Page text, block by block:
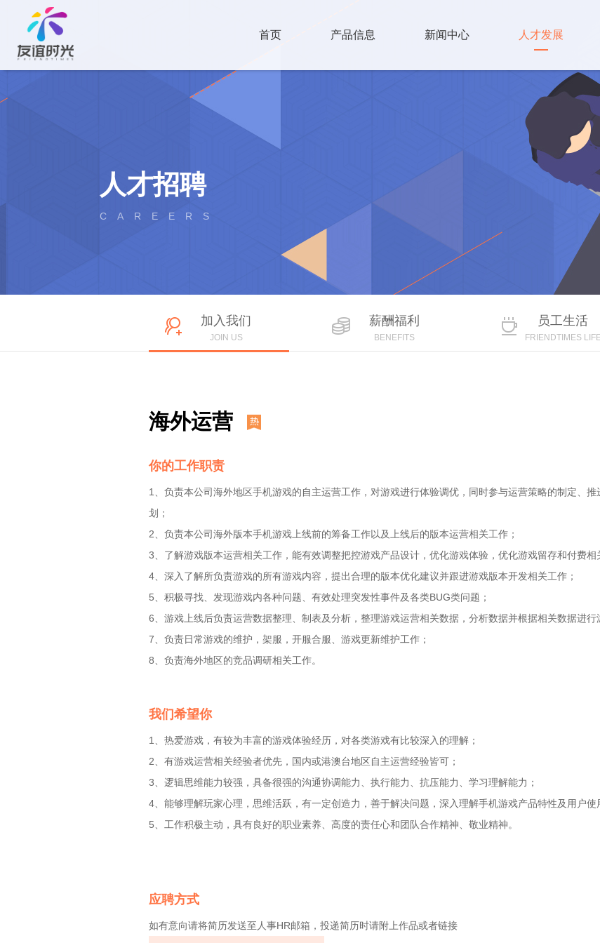
首页 产品信息 新闻中心 人才发展
人才招聘
CAREERS
加入我们
JOIN US
薪酬福利
BENEFITS
员工生活
FRIENDTIMES
海外运营
你的工作职责
1、负责本公司海外地区手机游戏的自主运营工作，对游戏进行体验调优，同时参与运营策略的制定、
划；
2、负责本公司海外版本手机游戏上线前的筹备工作以及上线后的版本运营相关工作；
3、了解游戏版本运营相关工作，能有效调整把控游戏产品设计，优化游戏体验，优化游戏留存和付费相
4、深入了解所负责游戏的所有游戏内容，提出合理的版本优化建议并跟进游戏版本开发相关工作；
5、积极寻找、发现游戏内各种问题、有效处理突发性事件及各类BUG类问题；
6、游戏上线后负责运营数据整理、制表及分析，整理游戏运营相关数据，分析数据并根据相关数据进行
7、负责日常游戏的维护，架服，开服合服、游戏更新维护工作；
8、负责海外地区的竞品调研相关工作。
我们希望你
1、热爱游戏，有较为丰富的游戏体验经历，对各类游戏有比较深入的理解；
2、有游戏运营相关经验者优先，国内或港澳台地区自主运营经验皆可；
3、逻辑思维能力较强，具备很强的沟通协调能力、执行能力、抗压能力、学习理解能力；
4、能够理解玩家心理，思维活跃，有一定创造力，善于解决问题，深入理解手机游戏产品特性及用户使
5、工作积极主动，具有良好的职业素养、高度的责任心和团队合作精神、敬业精神。
应聘方式
如有意向请将简历发送至人事HR邮箱，投递简历时请附上作品或者链接